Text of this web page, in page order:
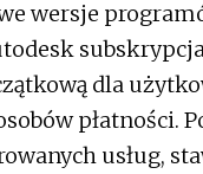
wersje
dla
płatności.
usług,